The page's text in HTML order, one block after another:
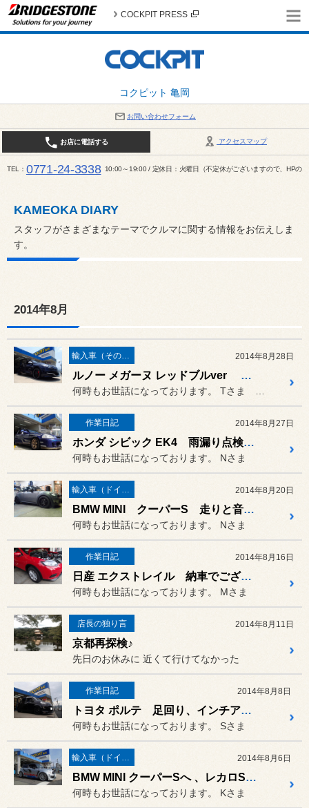
コクピット 亀岡
COCKPIT PRESS
お問い合わせフォーム
アクセスマップ
お店に電話する
TEL 0771-24-3338 10:00～19:00 / 定休日：火曜日（不定休がございますので、HPの
KAMEOKA DIARY
スタッフがさまざまなテーマでクルマに関する情報をお伝えしま
す。
2014年8月
輸入車（その他）の作業 2014年8月28日
ルノー メガーヌ レッドブルver ポテンザS001取り付け!!
作業日記 2014年8月27日
ホンダ シビック EK4 雨漏り点検など
何時もお世話になっております。 Nさま
輸入車（ドイツ車）の作業 2014年8月20日
BMW MINI クーパーS 走りと音のカスタマイズ!!
何時もお世話になっております。 Nさま
作業日記 2014年8月16日
日産 エクストレイル 納車でございます^^
何時もお世話になっております。 Mさま
店長の独り言 2014年8月11日
京都再探検♪
先日のお休みに 近くて行けてなかった
作業日記 2014年8月8日
トヨタ ポルテ 足回り、インチアップのカスタムでございます♪
何時もお世話になっております。 Sさま
輸入車（ドイツ車）の作業 2014年8月6日
BMW MINI クーパーSへ 、レカロSR-7の取付♪
何時もお世話になっております。 Kさま